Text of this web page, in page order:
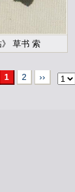
草书 索
1 2 ››